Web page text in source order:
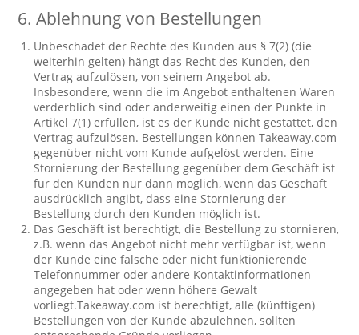
6. Ablehnung von Bestellungen
Unbeschadet der Rechte des Kunden aus § 7(2) (die
weiterhin gelten) hängt das Recht des Kunden, den
Vertrag aufzulösen, von seinem Angebot ab.
Insbesondere, wenn die im Angebot enthaltenen Waren
verderblich sind oder anderweitig einen der Punkte in
Artikel 7(1) erfüllen, ist es der Kunde nicht gestattet, den
Vertrag aufzulösen. Bestellungen können Takeaway.com
gegenüber nicht vom Kunde aufgelöst werden. Eine
Stornierung der Bestellung gegenüber dem Geschäft ist
für den Kunden nur dann möglich, wenn das Geschäft
ausdrücklich angibt, dass eine Stornierung der
Bestellung durch den Kunden möglich ist.
Das Geschäft ist berechtigt, die Bestellung zu stornieren,
z.B. wenn das Angebot nicht mehr verfügbar ist, wenn
der Kunde eine falsche oder nicht funktionierende
Telefonnummer oder andere Kontaktinformationen
angegeben hat oder wenn höhere Gewalt
vorliegt.Takeaway.com ist berechtigt, alle (künftigen)
Bestellungen von der Kunde abzulehnen, sollten